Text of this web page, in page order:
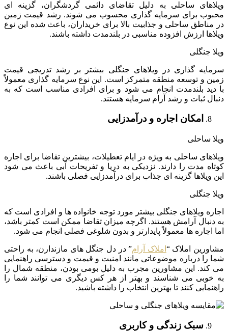
ویلاهای ساحلی به دلیل تقاضای دائمی گردشگران، گزینه ای
محبوب برای سرمایه گذاری محسوب می شوند. رشد قیمت زمین
در مناطق ساحلی و جذابیت بالا برای خریداران، باعث شده این نوع
ویلاها ارزش افزوده مناسبی در بلندمدت داشته باشند.
ویلا جنگلی
سرمایه گذاری در ویلاهای جنگلی بیشتر بر رشد تدریجی قیمت
زمین و توسعه منطقه متمرکز است. این نوع سرمایه گذاری معمولاً
با دید بلندمدت انجام می شود و برای افرادی مناسب است که به
دنبال ثبات و رشد آرام سرمایه هستند.
امکان اجاره و درآمدزایی
ویلا ساحلی
ویلاهای ساحلی به ویژه در ایام تعطیلات، بیشترین تقاضا برای اجاره
کوتاه مدت را دارند. نزدیکی به دریا و تفریحات آبی باعث می شود
این ویلاها گزینه ای جذاب برای درآمدزایی فصلی باشند.
ویلا جنگلی
اجاره ویلاهای جنگلی بیشتر مورد توجه خانواده ها و افرادی است که
به دنبال آرامش هستند. اگرچه میزان تقاضا ممکن است کمتر باشد،
اما اجاره ها معمولاً پایدارتر و بدون شلوغی فصلی انجام می شود.
مشاورین املاک “ املاک آرام” در دل جنگل های مازندارن، به راحتی
شما را درباره موضوعاتی مانند امنیت و قیمت و دسترسی راهنمایی
می کند. این مشاورین مجرب به دلیل بومی بودن، منطقه شمال را
به خوبی می شناسند و بهتر از هر کس دیگری می توانند شما را
راهنمایی کنند تا بهترین انتخاب را داشته باشید.
سبک زندگی و کاربری